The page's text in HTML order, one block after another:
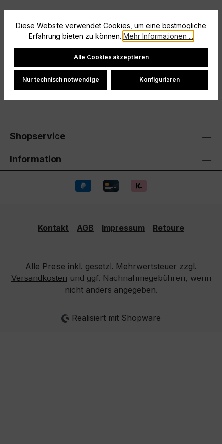
Modernes Poloshirt mit Jaquard-Einsatz und
Bewertungen
Shopservice
Information
Kontakt AGB Impressum Retoure
Alle Preise inkl. gesetzl. Mehrwertsteuer zzgl.
Versandkosten und ggf. Nachnahmegebühren, wenn
nicht anders angegeben.
Realisiert mit Shopware
Diese Website verwendet Cookies, um eine bestmögliche
Erfahrung bieten zu können. Mehr Informationen ...
Cookie-Einstellungen
Alle Cookies akzeptieren
Nur technisch notwendige Konfigurieren